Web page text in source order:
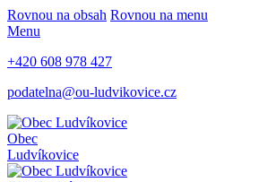
Rovnou na obsah Rovnou na menu
Menu
+420 608 978 427
podatelna@ou-ludvikovice.cz
Obec
Ludvíkovice